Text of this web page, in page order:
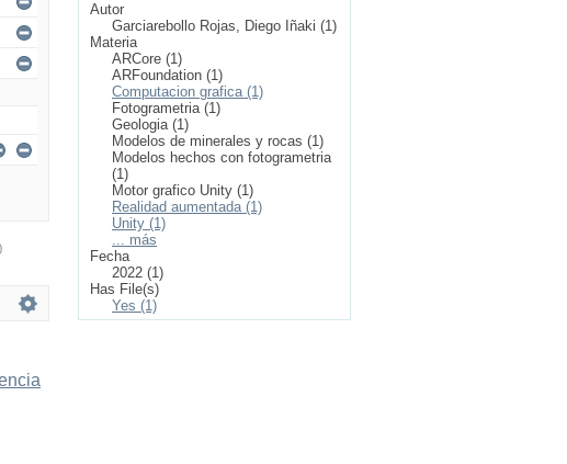
Autor
Garciarebollo Rojas, Diego Iñaki (1)
Materia
ARCore (1)
ARFoundation (1)
Computacion grafica (1)
Fotogrametria (1)
Geologia (1)
Modelos de minerales y rocas (1)
Modelos hechos con fotogrametria
(1)
Motor grafico Unity (1)
Realidad aumentada (1)
Unity (1)
... más
Fecha
2022 (1)
Has File(s)
Yes (1)